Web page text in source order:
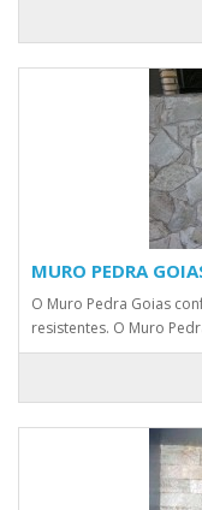
MURO PEDRA
O Muro Pedra Goias
resistentes. O Muro